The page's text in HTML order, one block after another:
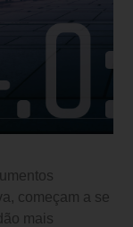
começam a se
mais